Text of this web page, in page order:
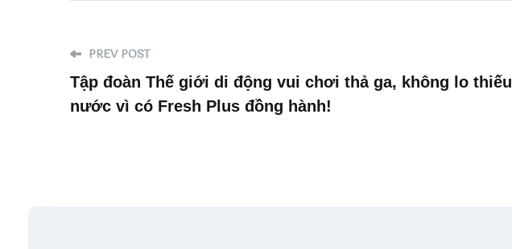
PREV POST
Tập đoàn Thế giới di động vui chơi thả ga, không lo thiếu
nước vì có Fresh Plus đồng hành!